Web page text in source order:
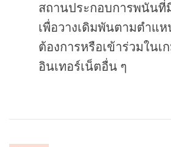
สถานประกอบการพนันที่
เพื่อวางเดิมพันตามตำแ
ต้องการหรือเข้าร่วมในเ
อินเทอร์เน็ตอื่น ๆ